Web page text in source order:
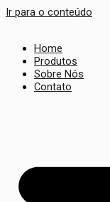
Ir para o conteúdo
Home
Produtos
Sobre Nós
Contato